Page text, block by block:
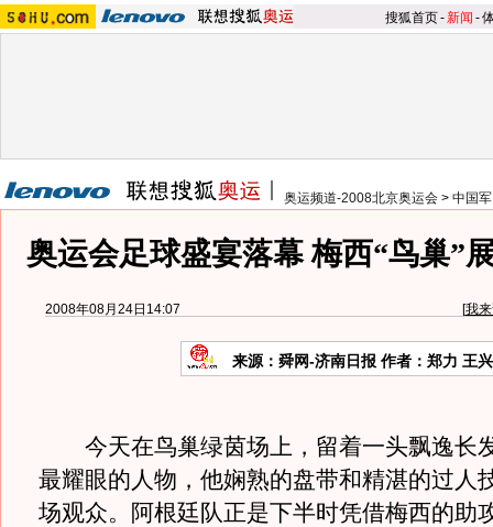
搜狐首页-新闻 -
奥运频道-2008北京奥运会 > 中国
奥运会足球盛宴落幕 梅西“鸟巢”
2008年08月24日14:07 [我
来源：舜网-济南日报 作者：郑力 王
今天在鸟巢绿茵场上，留着一头飘逸长
最耀眼的人物，他娴熟的盘带和精湛的过人
场观众。阿根廷队正是下半时凭借梅西的助